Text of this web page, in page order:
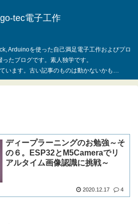
tec電子工作
Arduinoを使った自己満足電子工作およびプロ
たブログです。素人独学です。
ディープラーニングのお勉強～そ
の６。ESP32とM5Cameraでリ
アルタイム画像認識に挑戦～
2020.12.17 4